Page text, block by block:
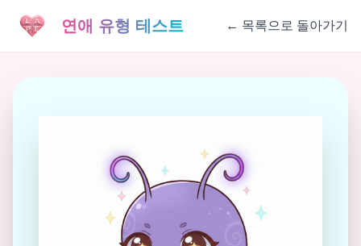
연애 유형 테스트 ← 목록으로 돌아가기